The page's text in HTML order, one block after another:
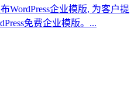
WordPress企业模版, 为客户提
免费企业模版。...